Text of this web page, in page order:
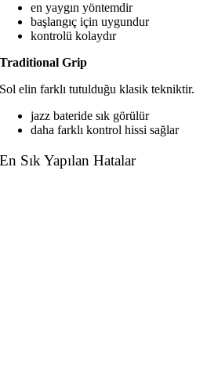
en yaygın yöntemdir
başlangıç için uygundur
kontrolü kolaydır
Traditional Grip
Sol elin farklı tutulduğu klasik tekniktir.
jazz bateride sık görülür
daha farklı kontrol hissi sağlar
En Sık Yapılan Hatalar